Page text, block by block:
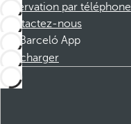
Réservation par téléphone
Contactez-nous
Barceló App
Télécharger